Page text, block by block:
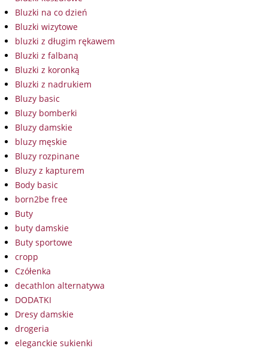
Bluzki na co dzień
Bluzki wizytowe
bluzki z długim rękawem
Bluzki z falbaną
Bluzki z koronką
Bluzki z nadrukiem
Bluzy basic
Bluzy bomberki
Bluzy damskie
bluzy męskie
Bluzy rozpinane
Bluzy z kapturem
Body basic
born2be free
Buty
buty damskie
Buty sportowe
cropp
Czółenka
decathlon alternatywa
DODATKI
Dresy damskie
drogeria
eleganckie sukienki